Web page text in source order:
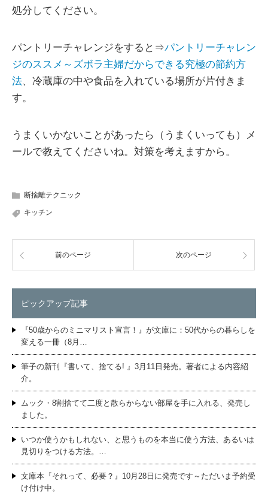
処分してください。
パントリーチャレンジをすると⇒パントリーチャレン
ジのススメ～ズボラ主婦だからできる究極の節約方
法、冷蔵庫の中や食品を入れている場所が片付きま
す。
うまくいかないことがあったら（うまくいっても）メ
ールで教えてくださいね。対策を考えますから。
断捨離テクニック
キッチン
前のページ 次のページ
ピックアップ記事
『50歳からのミニマリスト宣言！』が文庫に：50代からの暮らしを
変える一冊（8月…
筆子の新刊『書いて、捨てる! 』3月11日発売。著者による内容紹
介。
ムック・8割捨てて二度と散らからない部屋を手に入れる、発売し
ました。
いつか使うかもしれない、と思うものを本当に使う方法、あるいは
見切りをつける方法。…
文庫本『それって、必要？』10月28日に発売です～ただいま予約受
け付け中。